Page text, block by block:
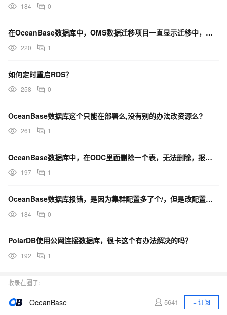
184 0
在OceanBase数据库中，OMS数据迁移项目一直显示迁移中，这个有什么办法显示正常吗？
220 1
如何定时重启RDS？
258 0
OceanBase数据库这个只能在部署么,没有别的办法改资源么?
261 1
OceanBase数据库中，在ODC里面删除一个表，无法删除，报这个错，请问有什么办法能删除这个表吗
197 1
OceanBase数据库报错，是因为集群配置多了个/，但是改配置集群需要重装，这种情况有办法绕过么？
184 0
PolarDB使用公网连接数据库，很卡这个有办法解决的吗？
192 1
收录在圈子:
OceanBase 5641
+ 订阅